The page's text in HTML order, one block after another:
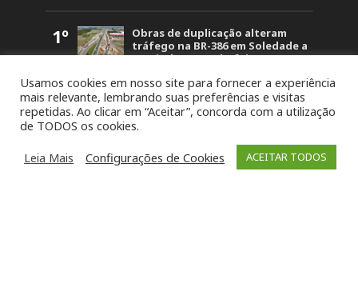
1º
Obras de duplicação alteram
tráfego na BR-386 em Soledade a
partir de segunda-feira (10)
2º
STJ concede liberdade a um dos
acusados pela morte de Paula
Perin Portes em Soledade
Polícia Civil prende dois
investigados por duplo
homicídio em Barros Cassal
Usamos cookies em nosso site para fornecer a experiência
mais relevante, lembrando suas preferências e visitas
repetidas. Ao clicar em “Aceitar”, concorda com a utilização
de TODOS os cookies.
Leia Mais
Configurações de Cookies ACEITAR TODOS